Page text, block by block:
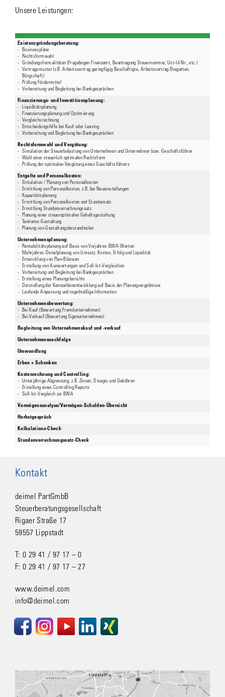
Unsere Leistungen:
Existenzgründungsberatung:
- Businesspläne
- Rechtsformwahl
- Gründungsformalitäten (Fragebogen Finanzamt, Beantragung Steuernummer, Ust-Id-Nr., etc.)
- Vertragsmuster (z.B. Arbeitsvertrag geringfügig Beschäftigte, Arbeitsvertrag Ehegatten,
Bürgschaft)
- Prüfung Fördermittel
- Vorbereitung und Begleitung bei Bankgesprächen
Finanzierungs- und Investitionsplanung:
- Liquiditätsplanung
- Finanzierungsplanung und Optimierung
- Vergleichsrechnung
- Entscheidungshilfe bei Kauf oder Leasing
- Vorbereitung und Begleitung bei Bankgesprächen
Rechtsformwahl und Vergütung:
- Simulation der Steuerbelastung von Unternehmen und Unternehmer bzw. Geschäftsführer
- Wahl einer steuerlich optimalen Rechtsform
- Prüfung der optimalen Vergütung eines Geschäftsführers
Entgelte und Personalkosten:
- Simulation / Planung von Personalkosten
- Ermittlung von Personalkosten, z.B. bei Neueinstellungen
- Kapazitätsplanung
- Ermittlung von Personalkosten und Stundensatz
- Ermittlung Stundenverrechnungssatz
- Planung einer steueroptimalen Gehaltsgestaltung
-
Tantieme-Gestaltung
- Planung von Gestaltungsbestandteilen
Unternehmensplanung:
- Rentabilitätsplanung auf Basis von Vorjahres-BWA-Werten
- Mehrjahres-Detailplanung von Umsatz, Kosten, Erfolg und Liquidität
- Entwicklung von Plan-Bilanzen
- Erstellung von Auswertungen und Soll-Ist-Vergleichen
- Vorbereitung und Begleitung bei Bankgesprächen
- Erstellung eines Planungsberichts
- Darstellung der Kennzahlenentwicklung auf Basis der Planungsergebnisse
- Laufende Anpassung und regelmäßige Information
Unternehmensbewertung:
- Bei Kauf (Bewertung Fremdunternehmen)
- Bei Verkauf (Bewertung Eigenunternehmen)
Begleitung von Unternehmenskauf und -verkauf
Unternehmensnachfolge
Umwandlung
Erben + Schenken
Kostenrechnung und Controlling:
- Unterjährige Abgrenzung, z.B. Zinsen, Disagio und Gebühren
- Erstellung eines Controlling Reports
- Soll-Ist-Vergleich zur BWA
Vermögensanalyse/Vermögen-Schulden-Übersicht
Herbstgespräch
Kalkulations-Check
Stundenverrechnungssatz-Check
Kontakt
deimel PartGmbB
Steuerberatungsgesellschaft
Rigaer Straße 17
59557 Lippstadt
T: 0 29 41 / 97 17 – 0
F: 0 29 41 / 97 17 – 27
www.deimel.com
info@deimel.com